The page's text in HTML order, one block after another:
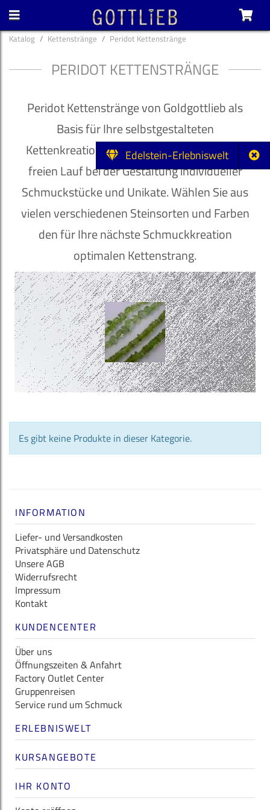
Edelstein-Erlebniswelt
Katalog Kettenstränge Peridot Kettenstränge
PERIDOT KETTENSTRÄNGE
Peridot Kettenstränge von Goldgottlieb als
Basis für Ihre selbstgestalteten
Kettenkreationen. Lassen Sie Ihrer Fantasie
freien Lauf bei der Gestaltung individueller
Schmuckstücke und Unikate. Wählen Sie aus
vielen verschiedenen Steinsorten und Farben
den für Ihre nächste Schmuckkreation
optimalen Kettenstrang.
Es gibt keine Produkte in dieser Kategorie.
INFORMATION
Liefer- und Versandkosten
Privatsphäre und Datenschutz
Unsere AGB
Widerrufsrecht
Impressum
Kontakt
KUNDENCENTER
Über uns
Öffnungszeiten & Anfahrt
Factory Outlet Center
Gruppenreisen
Service rund um Schmuck
ERLEBNISWELT
KURSANGEBOTE
IHR KONTO